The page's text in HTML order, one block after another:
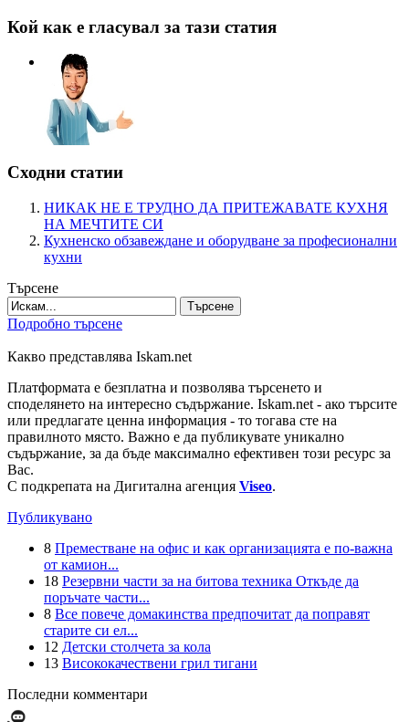
Кой как е гласувал за тази статия
Сходни статии
НИКАК НЕ Е ТРУДНО ДА ПРИТЕЖАВАТЕ КУХНЯ
НА МЕЧТИТЕ СИ
Кухненско обзавеждане и оборудване за професионални
кухни
Търсене
Търсене
Подробно търсене
Какво представлява Iskam.net
Платформата е безплатна и позволява търсенето и
споделянето на интересно съдържание. Iskam.net - ако търсите
или предлагате ценна информация - то тогава сте на
правилното място. Важно е да публикувате уникално
съдържание, за да бъде максимално ефективен този ресурс за
Вас.
С подкрепата на Дигитална агенция Viseo.
Публикувано
8 Преместване на офис и как организацията е по-важна
от камион...
18 Резервни части за на битова техника Откъде да
поръчате части...
8 Все повече домакинства предпочитат да поправят
старите си ел...
12 Детски столчета за кола
13 Висококачествени грил тигани
Последни комментари